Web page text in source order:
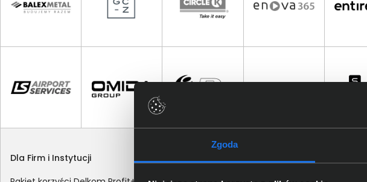
Zgoda
Dla Firm i Instytucji
Zakupy